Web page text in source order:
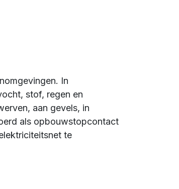
In
stof, regen en
aan gevels, in
als opbouwstopcontact
te